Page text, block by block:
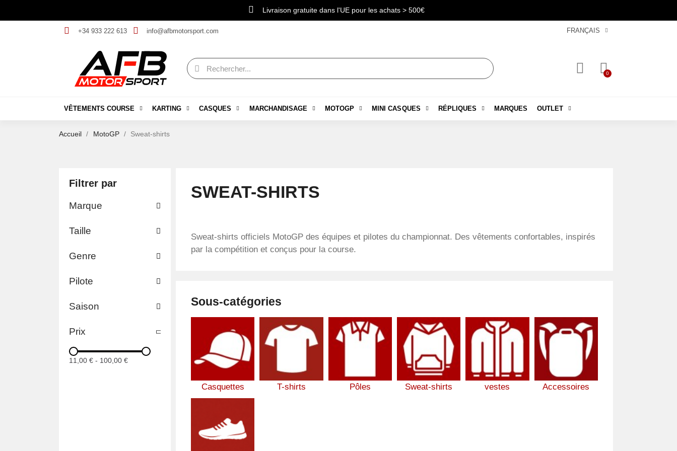
Livraison gratuite dans l'UE pour les achats > 500€
+34 933 222 613 info@afbmotorsport.com FRANÇAIS
VÊTEMENTS COURSE KARTING CASQUES MARCHANDISAGE MOTOGP MINI CASQUES RÉPLIQUES MARQUES OUTLET
Accueil MotoGP Sweat-shirts
Filtrer par
Marque
Taille
Genre
Pilote
Saison
Prix
11,00 € - 100,00 €
SWEAT-SHIRTS
Sweat-shirts officiels MotoGP des équipes et pilotes du championnat. Des vêtements confortables, inspirés
par la compétition et conçus pour la course.
Sous-catégories
Casquettes T-shirts Pôles Sweat-shirts vestes Accessoires